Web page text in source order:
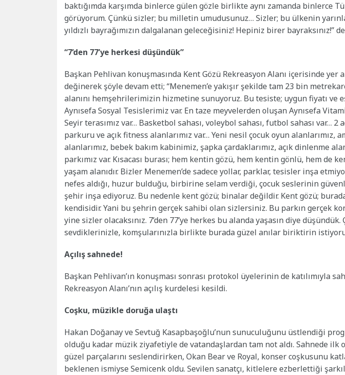
baktığımda karşımda binlerce gülen gözle birlikte aynı zamanda binlerce
görüyorum. Çünkü sizler; bu milletin umudusunuz… Sizler; bu ülkenin
yıldızlı bayrağımızın dalgalanan geleceğisiniz! Hepiniz birer bayraksınız!”
“7’den 77’ye herkesi düşündük”
Başkan Pehlivan konuşmasında Kent Gözü Rekreasyon Alanı içerisinde yer
değinerek şöyle devam etti; “Menemen’e yakışır şekilde tam 23 bin
alanını hemşehrilerimizin hizmetine sunuyoruz. Bu tesiste; uygun fiyatı ve
Aynısefa Sosyal Tesislerimiz var. En taze meyvelerden oluşan Aynısefa
Seyir terasımız var… Basketbol sahası, voleybol sahası, futbol sahası var…
parkuru ve açık fitness alanlarımız var… Yeni nesil çocuk oyun alanlarımız,
alanlarımız, bebek bakım kabinimiz, şapka çardaklarımız, açık dinlenme
parkımız var. Kısacası burası; hem kentin gözü, hem kentin gönlü, hem de
yaşam alanıdır. Bizler Menemen’de sadece yollar, parklar, tesisler inşa
nefes aldığı, huzur bulduğu, birbirine selam verdiği, çocuk seslerinin
şehir inşa ediyoruz. Bu nedenle kent gözü; binalar değildir. Kent gözü;
kendisidir. Yani bu şehrin gerçek sahibi olan sizlersiniz. Bu parkın gerçek
yine sizler olacaksınız. 7’den 77’ye herkes bu alanda yaşasın diye düşündük.
sevdiklerinizle, komşularınızla birlikte burada güzel anılar biriktirin
Açılış sahnede!
Başkan Pehlivan’ın konuşması sonrası protokol üyelerinin de katılımıyla
Rekreasyon Alanı’nın açılış kurdelesi kesildi.
Coşku, müzikle doruğa ulaştı
Hakan Doğanay ve Sevtuğ Kasapbaşoğlu’nun sunuculuğunu üstlendiği
olduğu kadar müzik ziyafetiyle de vatandaşlardan tam not aldı. Sahnede ilk
güzel parçalarını seslendirirken, Okan Bear ve Royal, konser coşkusunu
beklenen ismiyse Semicenk oldu. Sevilen sanatçı, kitlelere ezberlettiği